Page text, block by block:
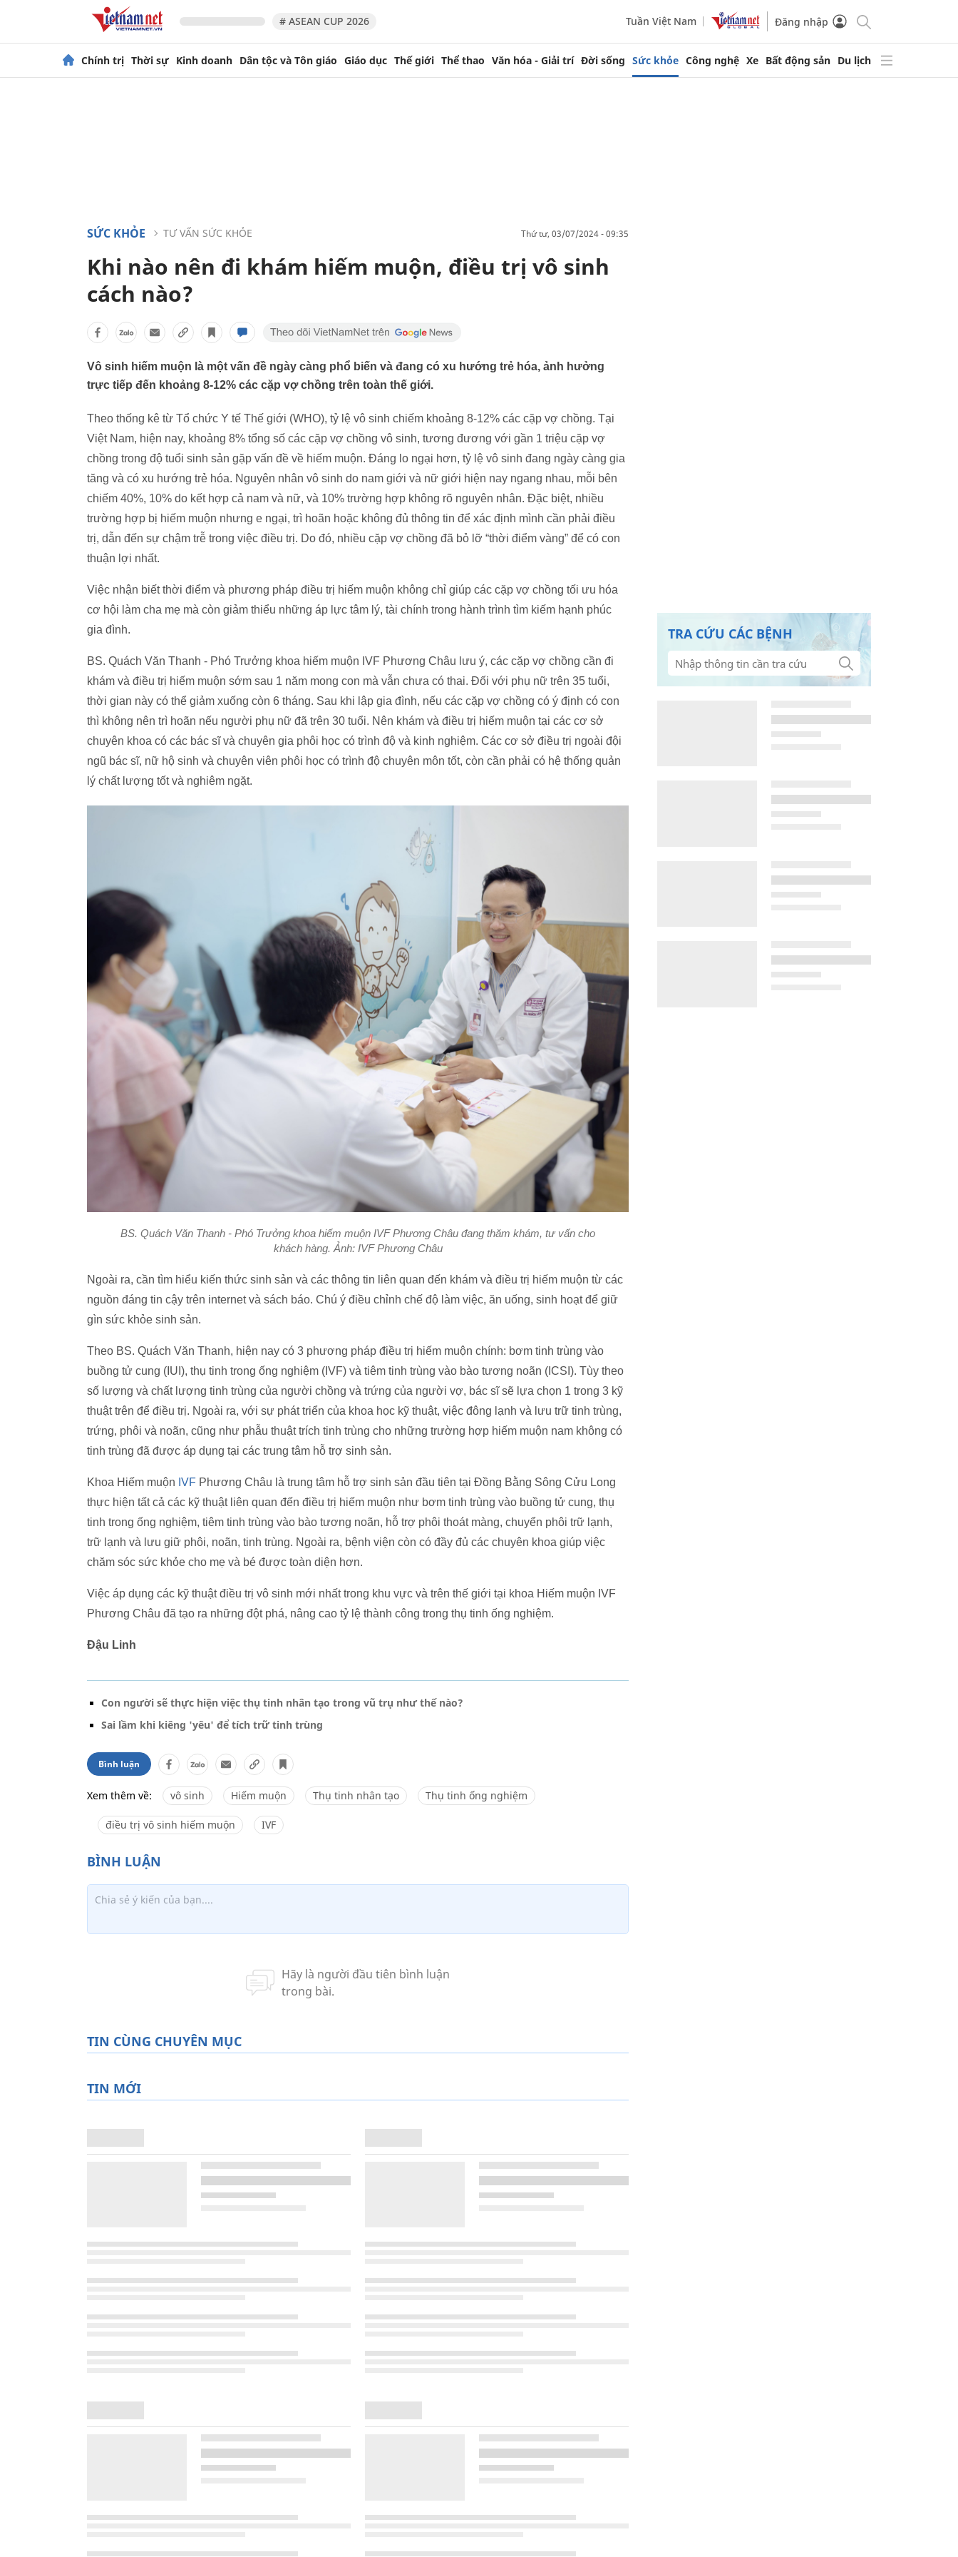
# ASEAN CUP 2026 Tuần Việt Nam Đăng nhập
Chính trị Thời sự Kinh doanh Dân tộc và Tôn giáo Giáo dục Thế giới Thể thao Văn hóa - Giải trí Đời sống Sức khỏe Công nghệ Xe Bất động sản Du lịch
SỨC KHỎE TƯ VẤN SỨC KHỎE thứ tư, 03/07/2024 - 09:35
Khi nào nên đi khám hiếm muộn, điều trị vô sinh
cách nào?
Vô sinh hiếm muộn là một vấn đề ngày càng phổ biến và đang có xu hướng trẻ hóa, ảnh hưởng
trực tiếp đến khoảng 8-12% các cặp vợ chồng trên toàn thế giới.
Theo thống kê từ Tổ chức Y tế Thế giới (WHO), tỷ lệ vô sinh chiếm khoảng 8-12% các cặp vợ chồng. Tại
Việt Nam, hiện nay, khoảng 8% tổng số các cặp vợ chồng vô sinh, tương đương với gần 1 triệu cặp vợ
chồng trong độ tuổi sinh sản gặp vấn đề về hiếm muộn. Đáng lo ngại hơn, tỷ lệ vô sinh đang ngày càng gia
tăng và có xu hướng trẻ hóa. Nguyên nhân vô sinh do nam giới và nữ giới hiện nay ngang nhau, mỗi bên
chiếm 40%, 10% do kết hợp cả nam và nữ, và 10% trường hợp không rõ nguyên nhân. Đặc biệt, nhiều
trường hợp bị hiếm muộn nhưng e ngại, trì hoãn hoặc không đủ thông tin để xác định mình cần phải điều
trị, dẫn đến sự chậm trễ trong việc điều trị. Do đó, nhiều cặp vợ chồng đã bỏ lỡ “thời điểm vàng” để có con
thuận lợi nhất.
Việc nhận biết thời điểm và phương pháp điều trị hiếm muộn không chỉ giúp các cặp vợ chồng tối ưu hóa
cơ hội làm cha mẹ mà còn giảm thiểu những áp lực tâm lý, tài chính trong hành trình tìm kiếm hạnh phúc
gia đình.
BS. Quách Văn Thanh - Phó Trưởng khoa hiếm muộn IVF Phương Châu lưu ý, các cặp vợ chồng cần đi
khám và điều trị hiếm muộn sớm sau 1 năm mong con mà vẫn chưa có thai. Đối với phụ nữ trên 35 tuổi,
thời gian này có thể giảm xuống còn 6 tháng. Sau khi lập gia đình, nếu các cặp vợ chồng có ý định có con
thì không nên trì hoãn nếu người phụ nữ đã trên 30 tuổi. Nên khám và điều trị hiếm muộn tại các cơ sở
chuyên khoa có các bác sĩ và chuyên gia phôi học có trình độ và kinh nghiệm. Các cơ sở điều trị ngoài đội
ngũ bác sĩ, nữ hộ sinh và chuyên viên phôi học có trình độ chuyên môn tốt, còn cần phải có hệ thống quản
lý chất lượng tốt và nghiêm ngặt.
BS. Quách Văn Thanh - Phó Trưởng khoa hiếm muộn IVF Phương Châu đang thăm khám, tư vấn cho
khách hàng. Ảnh: IVF Phương Châu
Ngoài ra, cần tìm hiểu kiến thức sinh sản và các thông tin liên quan đến khám và điều trị hiếm muộn từ các
nguồn đáng tin cậy trên internet và sách báo. Chú ý điều chỉnh chế độ làm việc, ăn uống, sinh hoạt để giữ
gìn sức khỏe sinh sản.
Theo BS. Quách Văn Thanh, hiện nay có 3 phương pháp điều trị hiếm muộn chính: bơm tinh trùng vào
buồng tử cung (IUI), thụ tinh trong ống nghiệm (IVF) và tiêm tinh trùng vào bào tương noãn (ICSI). Tùy theo
số lượng và chất lượng tinh trùng của người chồng và trứng của người vợ, bác sĩ sẽ lựa chọn 1 trong 3 kỹ
thuật trên để điều trị. Ngoài ra, với sự phát triển của khoa học kỹ thuật, việc đông lạnh và lưu trữ tinh trùng,
trứng, phôi và noãn, cũng như phẫu thuật trích tinh trùng cho những trường hợp hiếm muộn nam không có
tinh trùng đã được áp dụng tại các trung tâm hỗ trợ sinh sản.
Khoa Hiếm muộn IVF Phương Châu là trung tâm hỗ trợ sinh sản đầu tiên tại Đồng Bằng Sông Cửu Long
thực hiện tất cả các kỹ thuật liên quan đến điều trị hiếm muộn như bơm tinh trùng vào buồng tử cung, thụ
tinh trong ống nghiệm, tiêm tinh trùng vào bào tương noãn, hỗ trợ phôi thoát màng, chuyển phôi trữ lạnh,
trữ lạnh và lưu giữ phôi, noãn, tinh trùng. Ngoài ra, bệnh viện còn có đầy đủ các chuyên khoa giúp việc
chăm sóc sức khỏe cho mẹ và bé được toàn diện hơn.
Việc áp dụng các kỹ thuật điều trị vô sinh mới nhất trong khu vực và trên thế giới tại khoa Hiếm muộn IVF
Phương Châu đã tạo ra những đột phá, nâng cao tỷ lệ thành công trong thụ tinh ống nghiệm.
Đậu Linh
TRA CỨU CÁC BỆNH
Con người sẽ thực hiện việc thụ tinh nhân tạo trong vũ trụ như thế nào?
Sai lầm khi kiêng 'yêu' để tích trữ tinh trùng
Bình luận
Xem thêm về: vô sinh Hiếm muộn Thụ tinh nhân tạo Thụ tinh ống nghiệm
điều trị vô sinh hiếm muộn IVF
TIN CÙNG CHUYÊN MỤC
TIN MỚI